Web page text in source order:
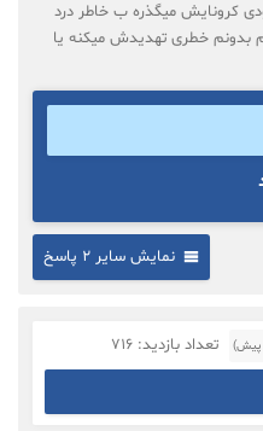
کرونایش میگذره ب خاطر درد
بدونم خطری تهدیدش میکنه یا
نمایش سایر 2 پاسخ
تعداد بازدید: 716